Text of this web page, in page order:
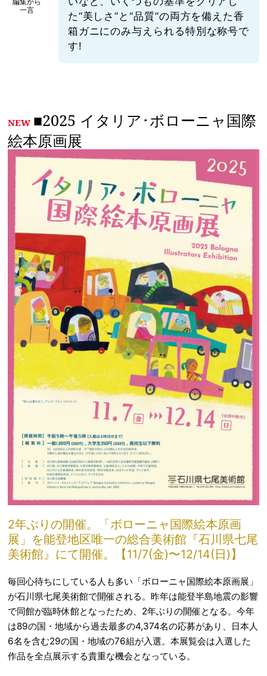
一言
た“美しさ”と“品質”の両方を備えた香
箱ガニにのみ与えられる特別な称号で
す!
NEW ■2025 イタリア･ボローニャ国際
絵本原画展
2年ぶりの開催。「ボローニャ国際絵本原画
展」を能登地区唯一の総合美術館『石川県七尾
美術館』にて開催。【11/7(金)〜12/14(日)】
毎回心待ちにしている人も多い「ボローニャ国際絵本原画展」
が石川県七尾美術館で開催される。昨年は能登半島地震の影響
で同館が臨時休館となったため、2年ぶりの開催となる。今年
は89の国・地域から過去最多の4,374名の応募があり、日本人
6名を含む29の国・地域の76組が入選。本展覧会は入選した
作品を全点展示する貴重な機会となっている。